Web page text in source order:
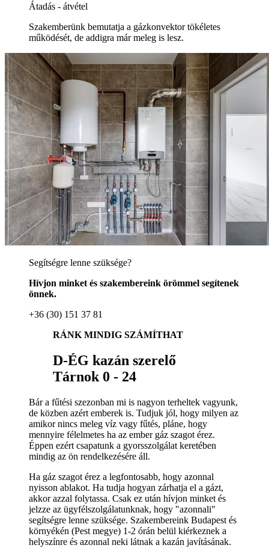
Átadás - átvétel
Szakemberünk bemutatja a gázkonvektor tökéletes
működését, de addigra már meleg is lesz.
Segítségre lenne szüksége?
Hívjon minket és szakembereink örömmel segítenek
önnek.
+36 (30) 151 37 81
RÁNK MINDIG SZÁMÍTHAT
D-ÉG kazán szerelő
Tárnok 0 - 24
Bár a fűtési szezonban mi is nagyon terheltek vagyunk,
de közben azért emberek is. Tudjuk jól, hogy milyen az
amikor nincs meleg víz vagy fűtés, pláne, hogy
mennyire félelmetes ha az ember gáz szagot érez.
Éppen ezért csapatunk a gyorsszolgálat keretében
mindig az ön rendelkezésére áll.
Ha gáz szagot érez a legfontosabb, hogy azonnal
nyisson ablakot. Ha tudja hogyan zárhatja el a gázt,
akkor azzal folytassa. Csak ez után hívjon minket és
jelzze az ügyfélszolgálatunknak, hogy "azonnali"
segítségre lenne szüksége. Szakembereink Budapest és
környékén (Pest megye) 1-2 órán belül kiérkeznek a
helyszínre és azonnal neki látnak a kazán javításának.